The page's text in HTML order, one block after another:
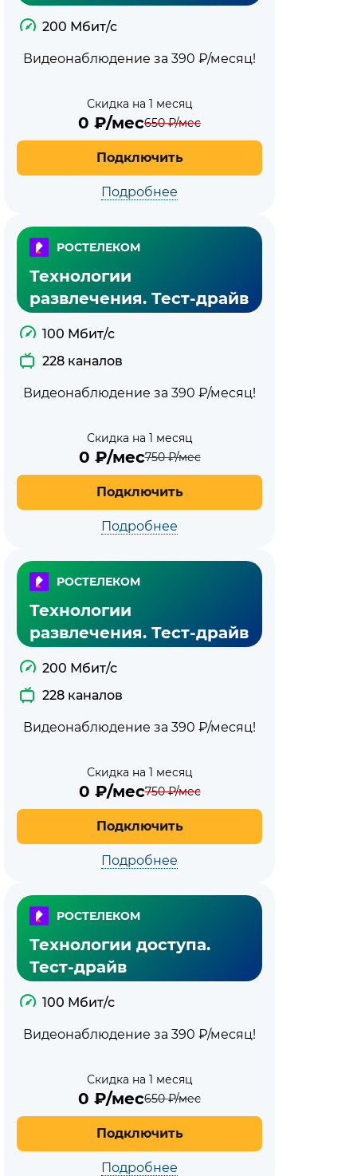
200 Мбит/с
Видеонаблюдение за 390 ₽/месяц!
Скидка на 1 месяц
0 ₽/мес650₽/мес
Подключить
Подробнее
РОСТЕЛЕКОМ
Технологии
развлечения. Тест-драйв
100 Мбит/с
228 каналов
Видеонаблюдение за 390 ₽/месяц!
Скидка на 1 месяц
0 ₽/мес750₽/мес
Подключить
Подробнее
РОСТЕЛЕКОМ
Технологии
развлечения. Тест-драйв
200 Мбит/с
228 каналов
Видеонаблюдение за 390 ₽/месяц!
Скидка на 1 месяц
0 ₽/мес750₽/мес
Подключить
Подробнее
РОСТЕЛЕКОМ
Технологии доступа.
Тест-драйв
100 Мбит/с
Видеонаблюдение за 390 ₽/месяц!
Скидка на 1 месяц
0 ₽/мес650₽/мес
Подключить
Подробнее